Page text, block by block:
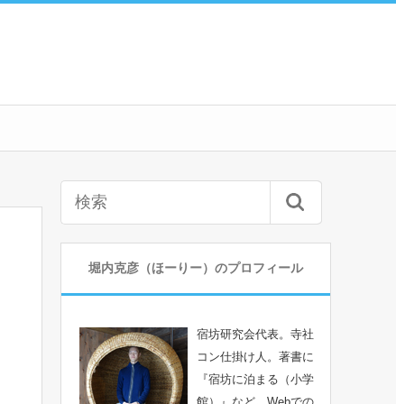
堀内克彦（ほーりー）のプロフィール
宿坊研究会代表。寺社
コン仕掛け人。著書に
『宿坊に泊まる（小学